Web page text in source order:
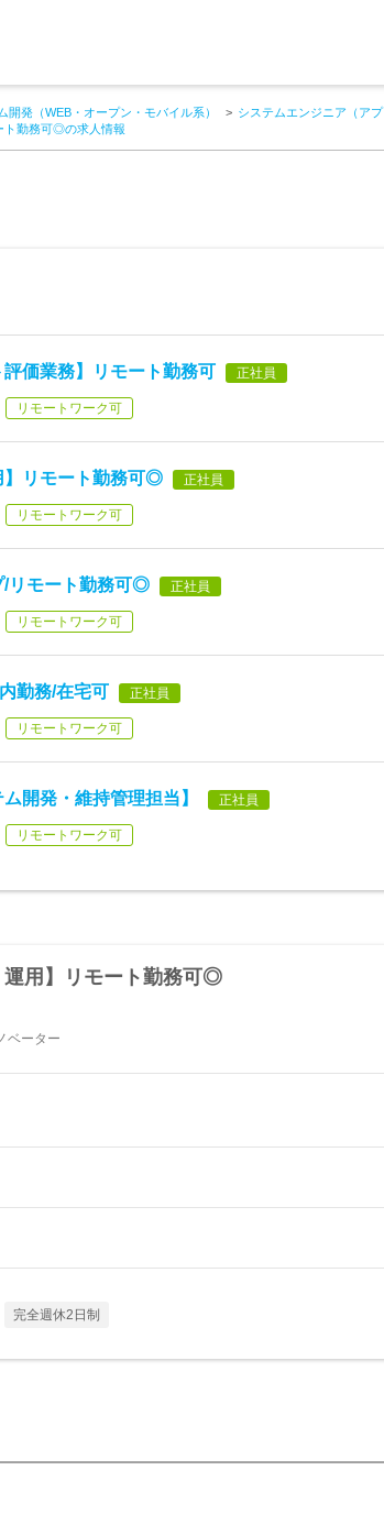
開発（WEB・オープン・モバイル系） システムエンジニア（ア
ト勤務可◎の求人情報
評価業務】リモート勤務可 正社員
リモートワーク可
】リモート勤務可◎ 正社員
リモートワーク可
/リモート勤務可◎ 正社員
リモートワーク可
勤務/在宅可 正社員
リモートワーク可
開発・維持管理担当】 正社員
リモートワーク可
運用】リモート勤務可◎
ベーター
完全週休2日制